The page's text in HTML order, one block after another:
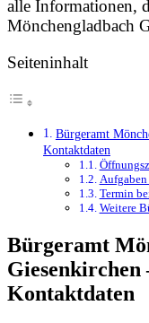
alle Informationen,
Mönchengladbach
Seiteninhalt
Bürgeramt
Kontaktdaten
Termin
Weitere
Bürgeramt
Giesenkirchen
Kontaktdaten